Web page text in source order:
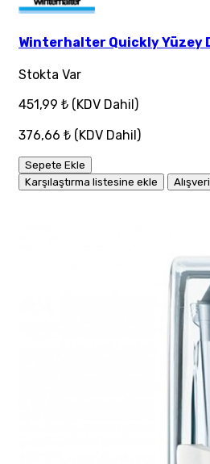
Winterhalter Quickly Yüzey
Stokta Var
451,99 ₺ (KDV Dahil)
376,66 ₺ (KDV Dahil)
Sepete Ekle
Karşılaştırma listesine ekle